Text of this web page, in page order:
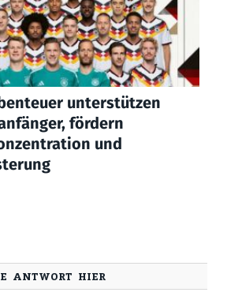
unterstützen
fördern
und
ANTWORT HIER